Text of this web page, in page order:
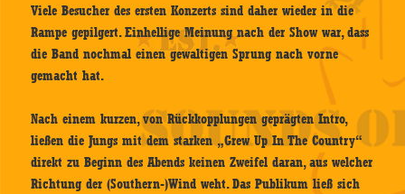
Viele Besucher des ersten Konzerts sind daher wieder in die
Rampe gepilgert. Einhellige Meinung nach der Show war, dass
die Band nochmal einen gewaltigen Sprung nach vorne
gemacht hat.
Nach einem kurzen, von Rückkopplungen geprägten Intro,
ließen die Jungs mit dem starken „Grew Up In The Country“
direkt zu Beginn des Abends keinen Zweifel daran, aus welcher
Richtung der (Southern-)Wind weht. Das Publikum ließ sich